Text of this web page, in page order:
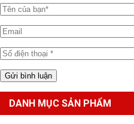
DANH MỤC SẢN PHẨM